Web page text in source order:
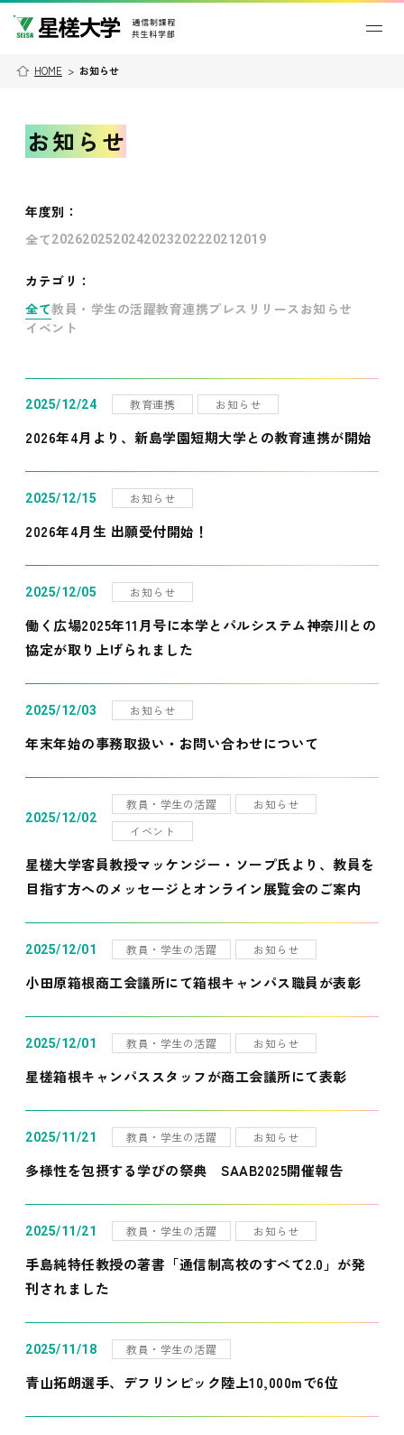
HOME > お知らせ
お知らせ
年度別 ：
全て202620252024202320222021 2019
カテゴリ：
全て教員・学生の活躍教育連携プレスリリース お知らせ
イベント
2025/12/24 教育連携 お知らせ
2026年4月より、新島学園短期大学との教育連携が開始
2025/12/15 お知らせ
2026年4月生 出願受付開始！
2025/12/05 お知らせ
働く広場2025年11月号に本学とパルシステム神奈川との
協定が取り上げられました
2025/12/03 お知らせ
年末年始の事務取扱い・お問い合わせについて
2025/12/02
教員・学生の活躍
お知らせ
イベント
星槎大学客員教授マッケンジー・ソープ氏より、教員を
目指す方へのメッセージとオンライン展覧会のご案内
2025/12/01 教員・学生の活躍 お知らせ
小田原箱根商工会議所にて箱根キャンパス職員が表彰
2025/12/01 教員・学生の活躍 お知らせ
星槎箱根キャンパススタッフが商工会議所にて表彰
2025/11/21 教員・学生の活躍 お知らせ
多様性を包摂する学びの祭典 SAAB2025開催報告
2025/11/21 教員・学生の活躍 お知らせ
手島純特任教授の著書「通信制高校のすべて2.0」が発
刊されました
2025/11/18 教員・学生の活躍
青山拓朗選手、デフリンピック陸上10,000mで6位